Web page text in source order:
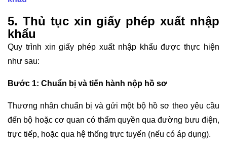
5. Thủ tục xin giấy phép xuất nhập
khẩu
Quy trình xin giấy phép xuất nhập khẩu được thực hiện
như sau:
Bước 1: Chuẩn bị và tiến hành nộp hồ sơ
Thương nhân chuẩn bị và gửi một bộ hồ sơ theo yêu cầu
đến bộ hoặc cơ quan có thẩm quyền qua đường bưu điện,
trực tiếp, hoặc qua hệ thống trực tuyến (nếu có áp dụng).